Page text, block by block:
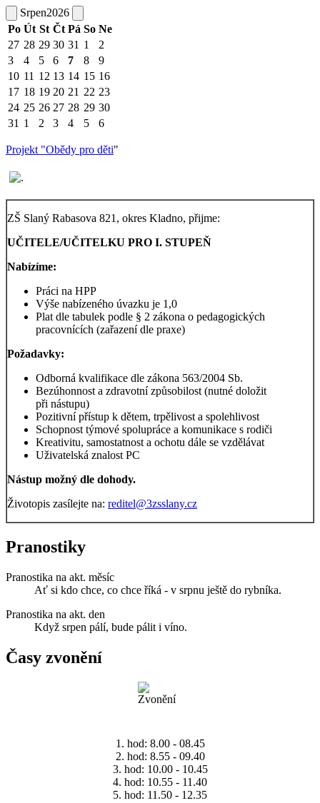
Srpen2026
Po Út St Čt Pá So Ne
27 28 29 30 31 1
2
3
4 5 6 7 8
9
10 11 12 13 14 15 16
17 18 19 20 21 22 23
24 25 26 27 28 29 30
31 1 2 3 4 5 6
Projekt "Obědy pro děti"
ZŠ Slaný Rabasova 821, okres Kladno, přijme:
UČITELE/UČITELKU PRO I. STUPEŇ
Nabízíme:
Práci na HPP
Výše nabízeného úvazku je 1,0
Plat dle tabulek podle § 2 zákona o pedagogických
pracovnících (zařazení dle praxe)
Požadavky:
Odborná kvalifikace dle zákona 563/2004 Sb.
Bezúhonnost a zdravotní způsobilost (nutné doložit
při nástupu)
Pozitivní přístup k dětem, trpělivost a spolehlivost
Schopnost týmové spolupráce a komunikace s rodiči
Kreativitu, samostatnost a ochotu dále se vzdělávat
Uživatelská znalost PC
Nástup možný dle dohody.
Životopis zasílejte na: reditel@3zsslany.cz
Pranostiky
Pranostika na akt. měsíc
Ať si kdo chce, co chce říká - v srpnu ještě do rybníka.
Pranostika na akt. den
Když srpen pálí, bude pálit i víno.
Časy zvonění
1. hod: 8.00 - 08.45
2. hod: 8.55 - 09.40
3. hod: 10.00 - 10.45
4. hod: 10.55 - 11.40
5. hod: 11.50 - 12.35